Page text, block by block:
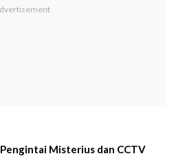
Pengintai Misterius dan CCTV